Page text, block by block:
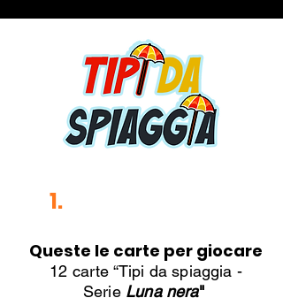
1.
Queste le carte per giocare​
12 carte “Tipi da spiaggia -
Serie Luna nera"